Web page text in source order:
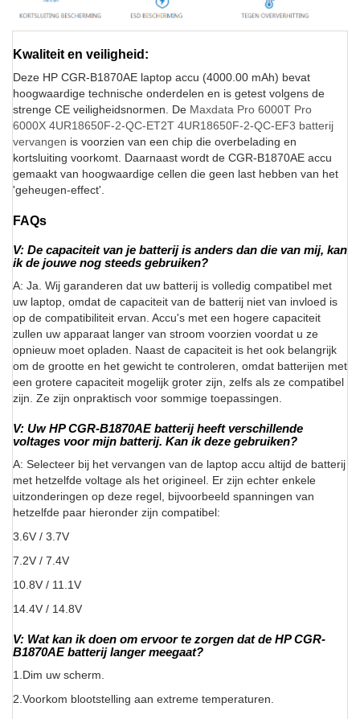
Kwaliteit en veiligheid:
Deze HP CGR-B1870AE laptop accu (4000.00 mAh) bevat
hoogwaardige technische onderdelen en is getest volgens de
strenge CE veiligheidsnormen. De Maxdata Pro 6000T Pro
6000X 4UR18650F-2-QC-ET2T 4UR18650F-2-QC-EF3 batterij
vervangen is voorzien van een chip die overbelading en
kortsluiting voorkomt. Daarnaast wordt de CGR-B1870AE accu
gemaakt van hoogwaardige cellen die geen last hebben van het
'geheugen-effect'.
FAQs
V: De capaciteit van je batterij is anders dan die van mij, kan
ik de jouwe nog steeds gebruiken?
A: Ja. Wij garanderen dat uw batterij is volledig compatibel met
uw laptop, omdat de capaciteit van de batterij niet van invloed is
op de compatibiliteit ervan. Accu's met een hogere capaciteit
zullen uw apparaat langer van stroom voorzien voordat u ze
opnieuw moet opladen. Naast de capaciteit is het ook belangrijk
om de grootte en het gewicht te controleren, omdat batterijen met
een grotere capaciteit mogelijk groter zijn, zelfs als ze compatibel
zijn. Ze zijn onpraktisch voor sommige toepassingen.
V: Uw HP CGR-B1870AE batterij heeft verschillende
voltages voor mijn batterij. Kan ik deze gebruiken?
A: Selecteer bij het vervangen van de laptop accu altijd de batterij
met hetzelfde voltage als het origineel. Er zijn echter enkele
uitzonderingen op deze regel, bijvoorbeeld spanningen van
hetzelfde paar hieronder zijn compatibel:
3.6V / 3.7V
7.2V / 7.4V
10.8V / 11.1V
14.4V / 14.8V
V: Wat kan ik doen om ervoor te zorgen dat de HP CGR-
B1870AE batterij langer meegaat?
1.Dim uw scherm.
2.Voorkom blootstelling aan extreme temperaturen.